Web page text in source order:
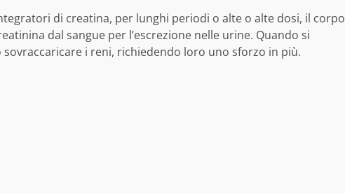
di creatina, per lunghi periodi o alte o alte dosi, il corpo
dal sangue per l’escrezione nelle urine. Quando si
i reni, richiedendo loro uno sforzo in più.